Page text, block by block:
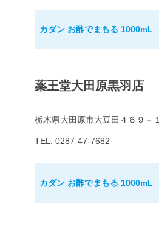
カダン お酢でまもる 1000mL
薬王堂大田原黒羽店
栃木県大田原市大豆田４６９－１
TEL: 0287-47-7682
カダン お酢でまもる 1000mL